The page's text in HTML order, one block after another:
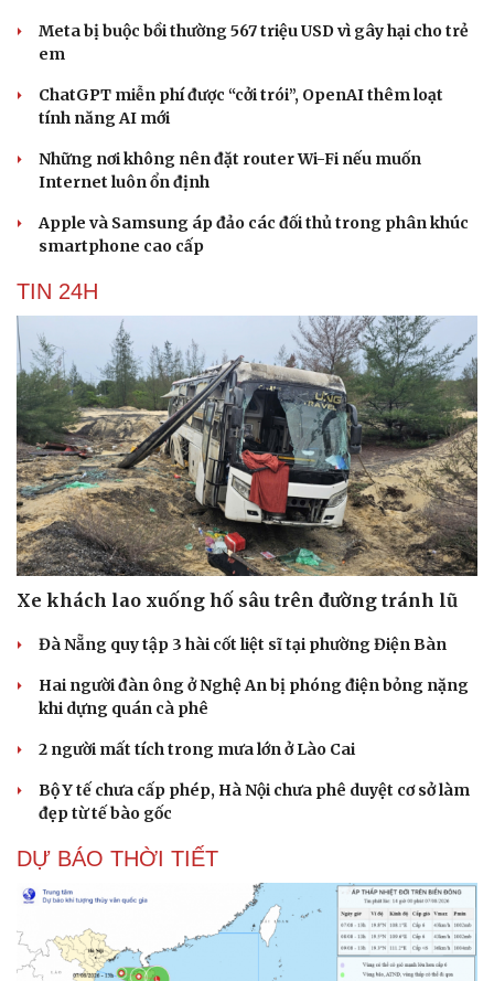
Cải chính
Meta bị buộc bồi thường 567 triệu USD vì gây hại cho trẻ
em
ChatGPT miễn phí được “cởi trói”, OpenAI thêm loạt
tính năng AI mới
Những nơi không nên đặt router Wi-Fi nếu muốn
Internet luôn ổn định
Apple và Samsung áp đảo các đối thủ trong phân khúc
smartphone cao cấp
TIN 24H
Xe khách lao xuống hố sâu trên đường tránh lũ
Đà Nẵng quy tập 3 hài cốt liệt sĩ tại phường Điện Bàn
Hai người đàn ông ở Nghệ An bị phóng điện bỏng nặng
khi dựng quán cà phê
2 người mất tích trong mưa lớn ở Lào Cai
Bộ Y tế chưa cấp phép, Hà Nội chưa phê duyệt cơ sở làm
đẹp từ tế bào gốc
DỰ BÁO THỜI TIẾT